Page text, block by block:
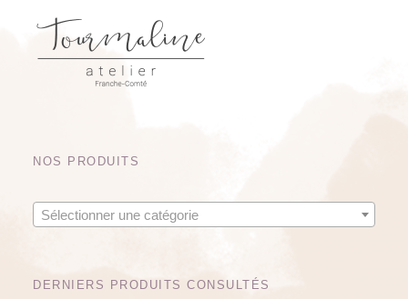
NOS PRODUITS
Sélectionner une catégorie
DERNIERS PRODUITS CONSULTÉS